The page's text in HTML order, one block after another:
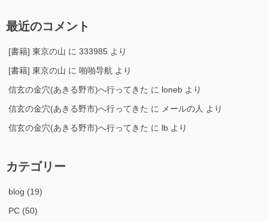
最近のコメント
[書籍] 東京の山 に 333985 より
[書籍] 東京の山 に 啪啪导航 より
信玄の金穴(あきる野市)へ行ってきた に loneb より
信玄の金穴(あきる野市)へ行ってきた に メールの人 より
信玄の金穴(あきる野市)へ行ってきた に lb より
カテゴリー
blog (19)
PC (50)